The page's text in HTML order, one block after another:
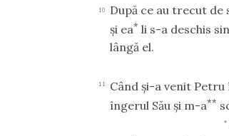
10
După ce au trecut
şi ea* li s-a deschis
lângă el.
11 Când şi-a venit Petru
îngerul Său şi m-a**
*